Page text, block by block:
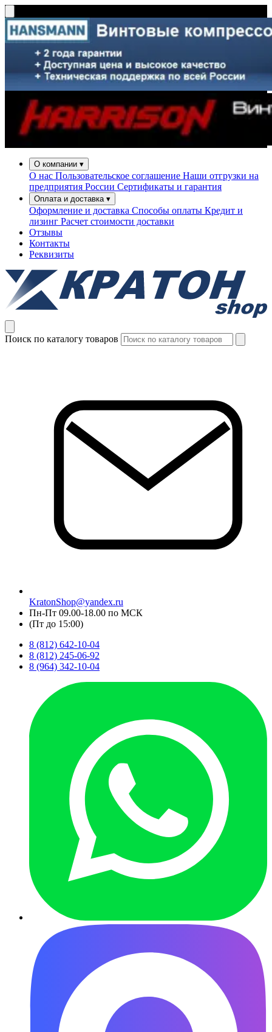
О компании ▾
О нас Пользовательское соглашение Наши отгрузки на
предприятия России Сертификаты и гарантия
Оплата и доставка ▾
Оформление и доставка Способы оплаты Кредит и
лизинг Расчет стоимости доставки
Отзывы
Контакты
Реквизиты
Поиск по каталогу товаров
KratonShop@yandex.ru
Пн-Пт 09.00-18.00 по МСК
(Пт до 15:00)
8 (812) 642-10-04
8 (812) 245-06-92
8 (964) 342-10-04